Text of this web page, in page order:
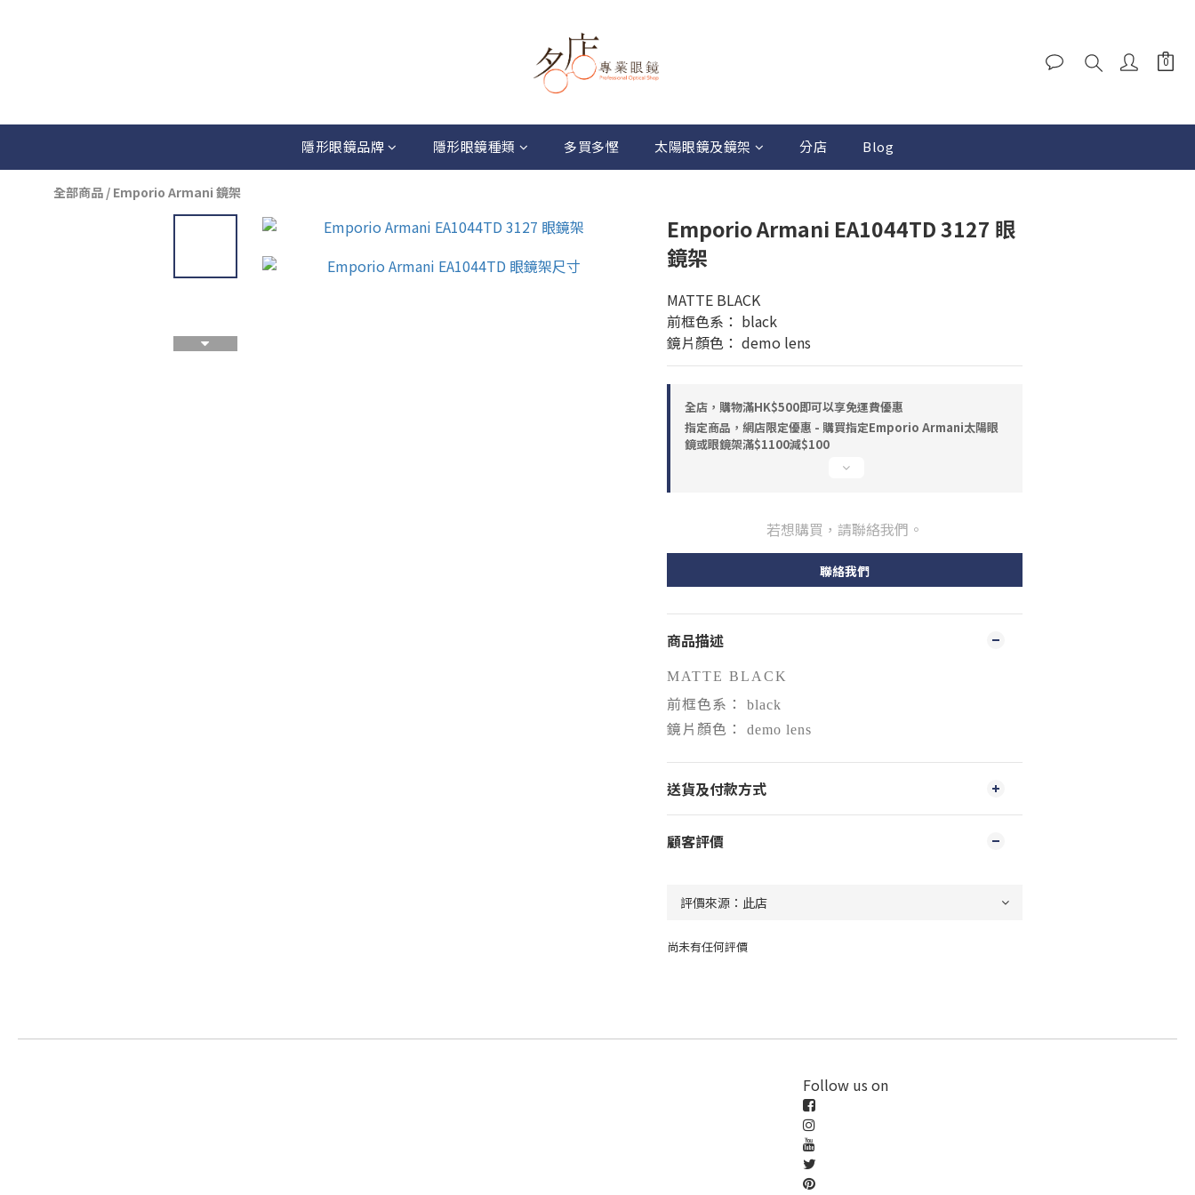
隱形眼鏡品牌 隱形眼鏡種類 多買多慳 太陽眼鏡及鏡架 分店 Blog
全部商品 / Emporio Armani 鏡架
Emporio Armani EA1044TD 3127 眼
鏡架
MATTE BLACK
前框色系： black
鏡片顏色： demo lens
全店，購物滿HK$500即可以享免運費優惠
指定商品，網店限定優惠 - 購買指定Emporio Armani太陽眼
鏡或眼鏡架滿$1100減$100
若想購買，請聯絡我們。
聯絡我們
商品描述
MATTE BLACK
前框色系： black
鏡片顏色： demo lens
送貨及付款方式
顧客評價
尚未有任何評價
Follow us on